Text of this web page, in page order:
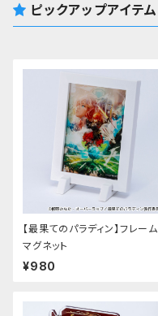
ピックアップアイテム
【最果てのパラディン】フレーム
マグネット
¥980